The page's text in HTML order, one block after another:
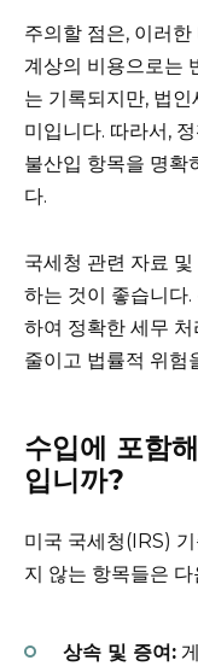
주의할 점은, 이러
계상의 비용으로는
는 기록되지만, 법
미입니다. 따라서,
불산입 항목을 명확
다.
국세청 관련 자료
하는 것이 좋습니다
하여 정확한 세무
줄이고 법률적 위험
수입에 포함
입니까?
미국 국세청(IRS)
지 않는 항목들은
상속 및 증여: